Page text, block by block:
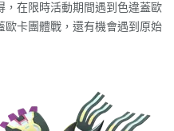
在限時活動期間遇到色違蓋歐
卡團體戰，還有機會遇到原始